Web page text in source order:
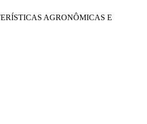
AGRONÔMICAS E